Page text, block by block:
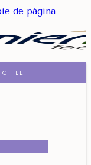
de página
CHILE